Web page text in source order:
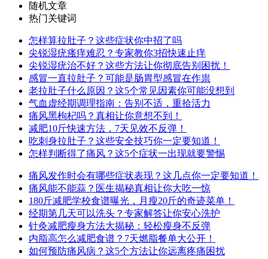
随机文章
热门关键词
怎样算拉肚子？这些症状你中招了吗
尖锐湿疣瘙痒难忍？专家教你3招快速止痒
尖锐湿疣治不好？这些方法让你彻底告别困扰！
感冒一直拉肚子？可能是肠胃型感冒在作祟
老拉肚子什么原因？这5个常见因素你可能没想到
气血虚经期调理指南：告别不适，重拾活力
痛风黑枸杞吗？真相让你意想不到！
减肥10斤快速方法，7天见效不反弹！
吃刺身拉肚子？这些安全技巧你一定要知道！
怎样判断得了痛风？这5个症状一出现就要警惕
痛风发作时会有哪些症状表现？这几点你一定要知道！
痛风能不能蒜？医生揭秘真相让你大吃一惊
180斤减肥学校食谱曝光，月瘦20斤的奇迹菜单！
经期第几天可以洗头？专家解答让你安心洗护
针灸减肥瘦身方法大揭秘：轻松瘦身不反弹
内脂高怎么减肥食谱？7天燃脂餐单大公开！
如何预防痛风病？这5个方法让你远离疼痛困扰